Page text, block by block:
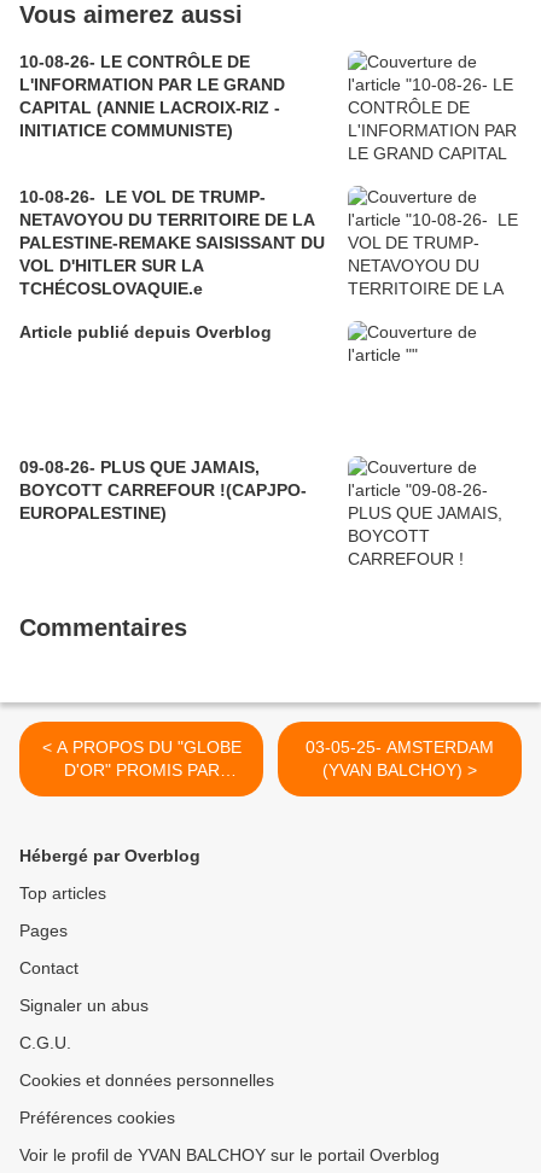
Vous aimerez aussi
10-08-26- LE CONTRÔLE DE
L'INFORMATION PAR LE GRAND
CAPITAL (ANNIE LACROIX-RIZ -
INITIATICE COMMUNISTE)
10-08-26- LE VOL DE TRUMP-
NETAVOYOU DU TERRITOIRE DE LA
PALESTINE-REMAKE SAISISSANT DU
VOL D'HITLER SUR LA
TCHÉCOSLOVAQUIE.e
Article publié depuis Overblog
09-08-26- PLUS QUE JAMAIS,
BOYCOTT CARREFOUR !(CAPJPO-
EUROPALESTINE)
Commentaires
< A PROPOS DU "GLOBE
D'OR" PROMIS PAR
TRUMP (GEORGES
03-05-25- AMSTERDAM
(YVAN BALCHOY) >
Hébergé par Overblog
Top articles
Pages
Contact
Signaler un abus
C.G.U.
Cookies et données personnelles
Préférences cookies
Voir le profil de YVAN BALCHOY sur le portail Overblog